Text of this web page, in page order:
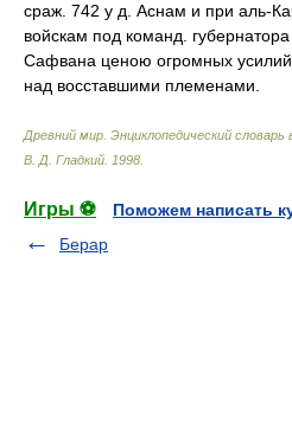
сраж. 742 у д. Аснам и при аль-
войскам под команд.
Сафвана ценою огромных
над восставшими племенами.
Древний мир. Энциклопедический
В. Д. Гладкий 1998
Игры ⚽
Поможем написать
Берар